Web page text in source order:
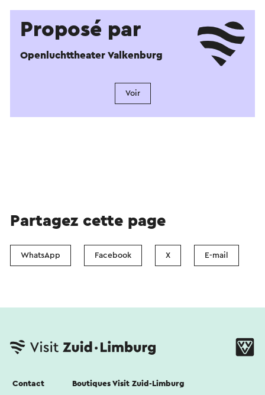
Proposé par
Openluchttheater Valkenburg
Voir
Partagez cette page
WhatsApp Facebook X E-mail
Contact Boutiques Visit Zuid-Limburg